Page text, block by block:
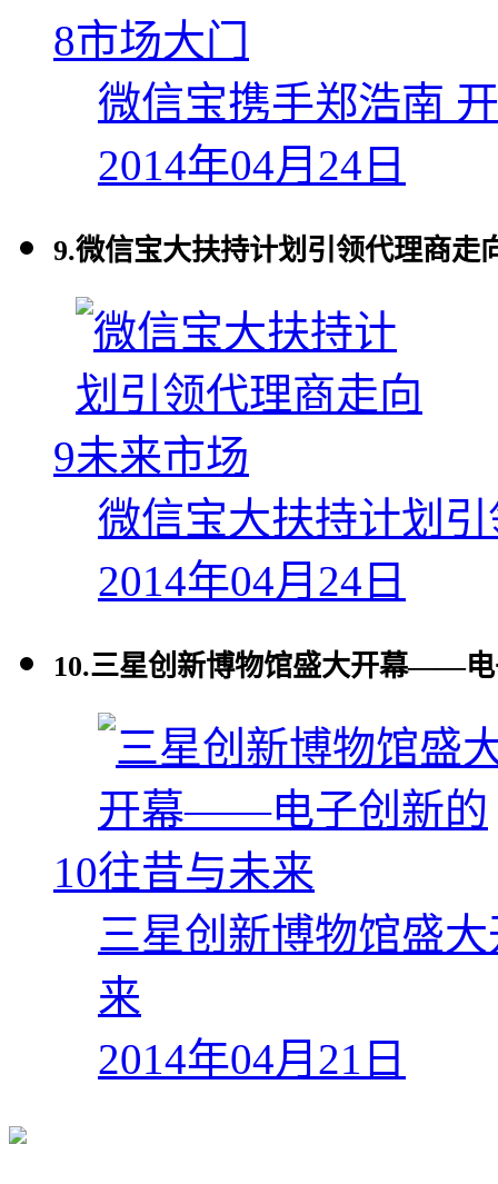
8
微信宝携手郑浩南
2014年04月24日
9.微信宝大扶持计划引领代理商走
9
微信宝大扶持计划
2014年04月24日
10.三星创新博物馆盛大开幕——电
10
三星创新博物馆盛
来
2014年04月21日